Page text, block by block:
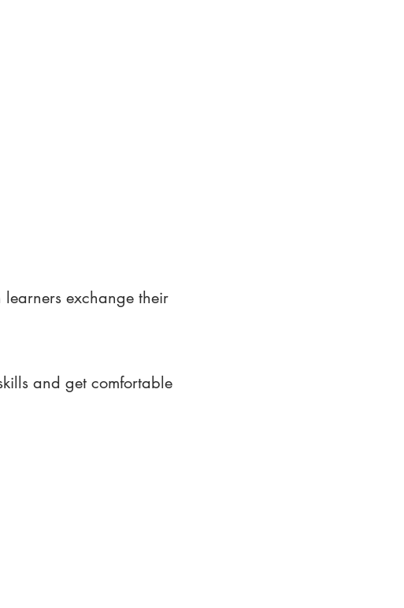
learners exchange their
and get comfortable